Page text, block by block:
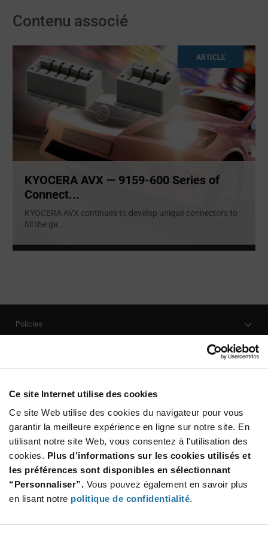
Ce site Internet utilise des cookies
Ce site Web utilise des cookies du navigateur pour vous
garantir la meilleure expérience en ligne sur notre site. En
utilisant notre site Web, vous consentez à l'utilisation des
cookies. Plus d’informations sur les cookies utilisés et
les préférences sont disponibles en sélectionnant
“Personnaliser”. Vous pouvez également en savoir plus
en lisant notre politique de confidentialité.
Contenu associé
ARTICLE
KYOCERA AVX — 9159-600 Series of
Connect...
KYOCERA AVX continues to develop unique connectors to
fill the ga
Policies
Customer Care
Stay Connected!
SUBSCRIBE TO OUR NEWSLETTER
Be at the Forefront of New Technology Innovations
subscribe
button
SUBSCRIBE